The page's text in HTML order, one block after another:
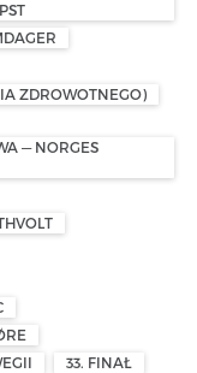
ZDROWOTNEGO)
— NORGES
33. FINAŁ